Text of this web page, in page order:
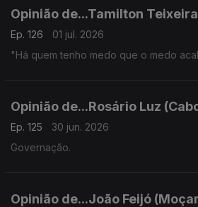
Opinião de...Tamilton
Ep. 126
01 jul. 2026
"Há quem tenho medo que o medo
Opinião de...Rosário Luz
Ep. 125
30 jun. 2026
Governação.
Opinião de...João Feijó